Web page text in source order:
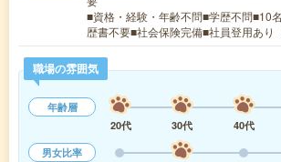
■資格・経験・年齢不問■学歴不問■10
歴書不要■社会保険完備■社員登用あ
職場の雰囲気
年齢層
20代
30代 40代
男女比率